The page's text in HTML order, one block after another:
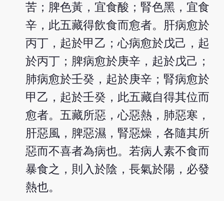
苦；脾色黃，宜食酸；腎色黑，宜食
辛，此五藏得飲食而愈者。肝病愈於
丙丁，起於甲乙；心病愈於戊己，起
於丙丁；脾病愈於庚辛，起於戊己；
肺病愈於壬癸，起於庚辛；腎病愈於
甲乙，起於壬癸，此五藏自得其位而
愈者。五藏所惡，心惡熱，肺惡寒，
肝惡風，脾惡濕，腎惡燥，各隨其所
惡而不喜者為病也。若病人素不食而
暴食之，則入於陰，長氣於陽，必發
熱也。